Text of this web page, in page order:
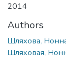
2014
Authors
Шляхова,
Шляховая,